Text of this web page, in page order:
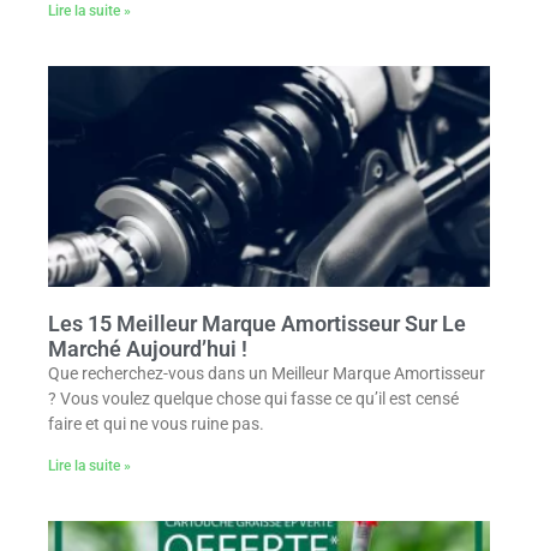
Lire la suite »
Les 15 Meilleur Marque Amortisseur Sur Le
Marché Aujourd’hui !
Que recherchez-vous dans un Meilleur Marque Amortisseur
? Vous voulez quelque chose qui fasse ce qu’il est censé
faire et qui ne vous ruine pas.
Lire la suite »